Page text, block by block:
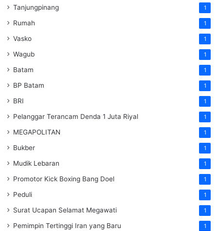
Tanjungpinang 1
Rumah 1
Vasko 1
Wagub 1
Batam 1
BP Batam 1
BRI 1
Pelanggar Terancam Denda 1 Juta Riyal 1
MEGAPOLITAN 1
Bukber 1
Mudik Lebaran 1
Promotor Kick Boxing Bang Doel 1
Peduli 1
Surat Ucapan Selamat Megawati 1
Pemimpin Tertinggi Iran yang Baru 1